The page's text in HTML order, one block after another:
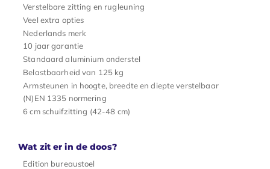
Verstelbare zitting en rugleuning
Veel extra opties
Nederlands merk
10 jaar garantie
Standaard aluminium onderstel
Belastbaarheid van 125 kg
Armsteunen in hoogte, breedte en diepte verstelbaar
(N)EN 1335 normering
6 cm schuifzitting (42-48 cm)
Wat zit er in de doos?
Edition bureaustoel